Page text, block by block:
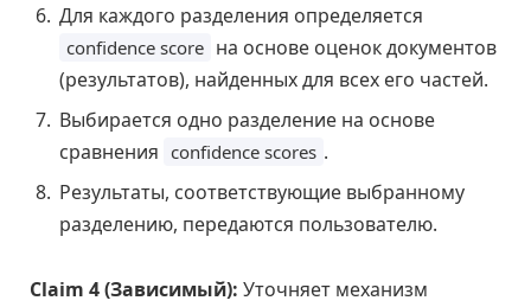
Для каждого разделения определяется
confidence score на основе оценок документов
(результатов), найденных для всех его частей.
Выбирается одно разделение на основе
сравнения confidence scores .
Результаты, соответствующие выбранному
разделению, передаются пользователю.
Claim 4 (Зависимый): Уточняет механизм